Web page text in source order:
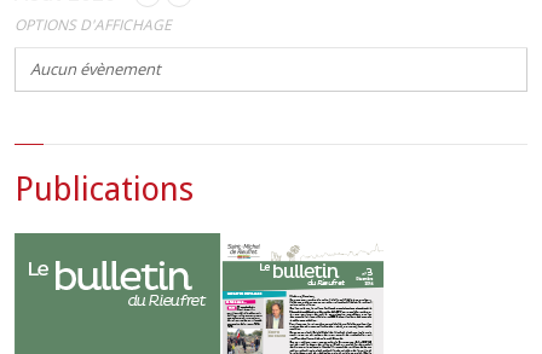
OPTIONS D'AFFICHAGE
Aucun évènement
Publications